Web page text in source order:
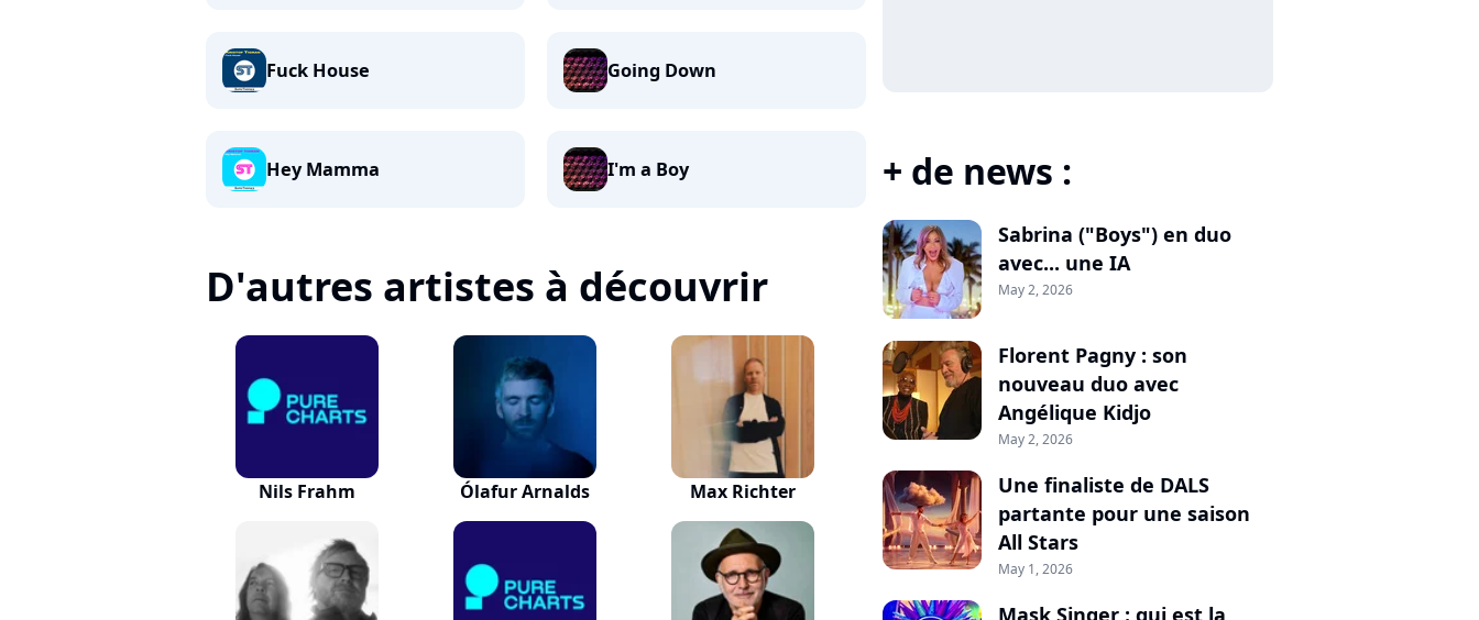
Fuck House Going Down
Hey Mamma I'm a Boy
D'autres artistes à découvrir
Nils Frahm Ólafur Arnalds Max Richter
+ de news :
Sabrina ("Boys") en duo
avec... une IA
May 2, 2026
Florent Pagny : son
nouveau duo avec
Angélique Kidjo
May 2, 2026
Une finaliste de DALS
partante pour une saison
All Stars
May 1, 2026
Mask Singer : qui est la